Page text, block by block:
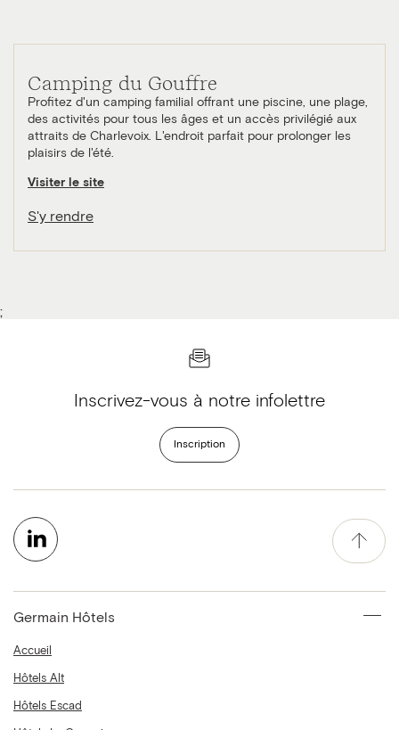
Camping du Gouffre
Profitez d'un camping familial offrant une piscine, une plage,
des activités pour tous les âges et un accès privilégié aux
attraits de Charlevoix. L'endroit parfait pour prolonger les
plaisirs de l'été.
Visiter le site
S'y rendre
;
Inscrivez-vous à notre infolettre
Inscription
Germain Hôtels
Accueil
Hôtels Alt
Hôtels Escad